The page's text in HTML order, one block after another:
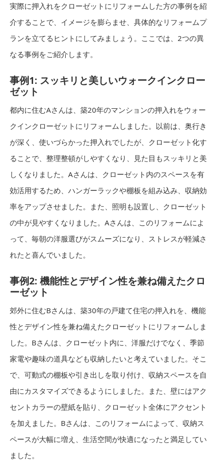
実際に押入れをクローゼットにリフォームした方の事例を紹
介することで、イメージを膨らませ、具体的なリフォームプ
ランを立てるヒントにしてみましょう。ここでは、2つの異
なる事例をご紹介します。
事例1: スッキリと美しいウォークインクロー
ゼット
都内に住むAさんは、築20年のマンションの押入れをウォー
クインクローゼットにリフォームしました。以前は、奥行き
が深く、使いづらかった押入れでしたが、クローゼット化す
ることで、整理整頓がしやすくなり、見た目もスッキリと美
しくなりました。Aさんは、クローゼット内のスペースを有
効活用するため、ハンガーラックや棚板を組み込み、収納効
率をアップさせました。また、照明も設置し、クローゼット
の中が見やすくなりました。Aさんは、このリフォームによ
って、毎朝の洋服選びがスムーズになり、ストレスが軽減さ
れたと喜んでいました。
事例2: 機能性とデザイン性を兼ね備えたクロ
ーゼット
郊外に住むBさんは、築30年の戸建て住宅の押入れを、機能
性とデザイン性を兼ね備えたクローゼットにリフォームしま
した。Bさんは、クローゼット内に、洋服だけでなく、季節
家電や趣味の道具なども収納したいと考えていました。そこ
で、可動式の棚板や引き出しを取り付け、収納スペースを自
由にカスタマイズできるようにしました。また、壁にはアク
セントカラーの壁紙を貼り、クローゼット全体にアクセント
を加えました。Bさんは、このリフォームによって、収納ス
ペースが大幅に増え、生活空間が快適になったと満足してい
ました。